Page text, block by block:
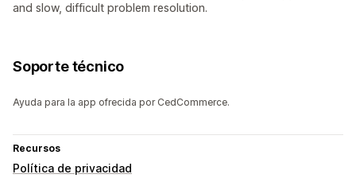
and slow, difficult problem resolution.
Soporte técnico
Ayuda para la app ofrecida por CedCommerce.
Recursos
Política de privacidad